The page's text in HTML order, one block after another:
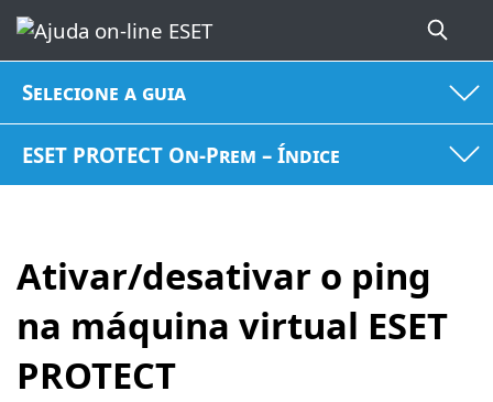
Selecione a guia
ESET PROTECT On-Prem – Índice
Ativar/desativar o ping
na máquina virtual ESET
PROTECT